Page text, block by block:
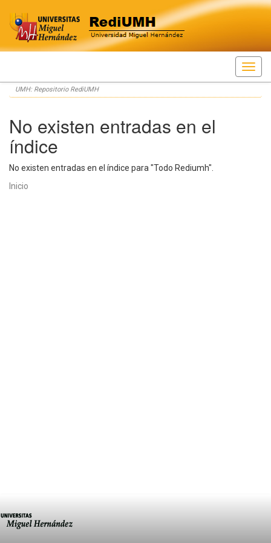
Skip
navigation
UMH: Repositorio RediUMH
No existen entradas en el
índice
No existen entradas en el índice para "Todo Rediumh".
Inicio